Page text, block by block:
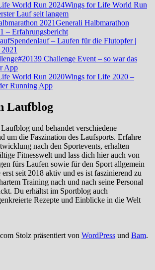
Wings for Life World Run
Lauf seit langem
Generali Halbmarathon
– Erfahrungsbericht
Spendenlauf – Laufen für die Flutopfer |
#20139 Challenge Event – so war das
App
Wings for Life 2020 –
Running App
Laufblog
und behandet verschiedene
um die Faszination des Laufsports. Erfahre
nach den Sportevents, erhalten
Fitnesswelt und lass dich hier auch von
fürs Laufen sowie für den Sport allgemein
seit 2018 aktiv und es ist faszinierend zu
Training nach und nach seine Personal
Du erhältst im Sportblog auch
Rezepte und Einblicke in die Welt
Stolz präsentiert von WordPress und Bam.